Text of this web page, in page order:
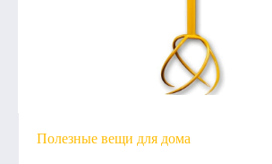
Полезные вещи для дома